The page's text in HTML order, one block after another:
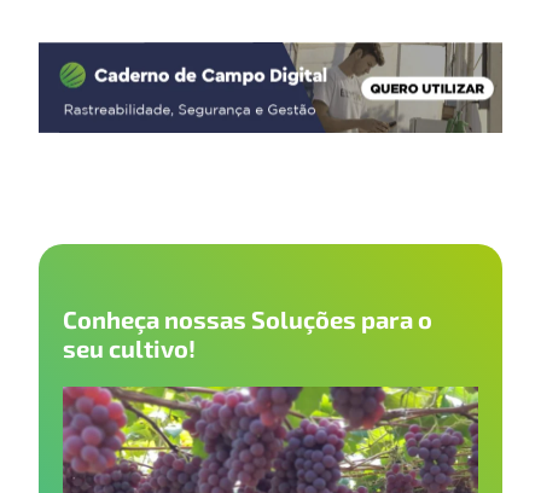
Conheça nossas Soluções para o
seu cultivo!